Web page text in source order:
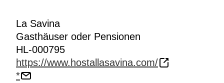
La Savina
Gasthäuser oder Pensionen
HL-000795
https://www.hostallasavina.com/
*